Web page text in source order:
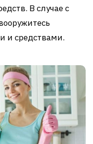
В случае с
и средствами.